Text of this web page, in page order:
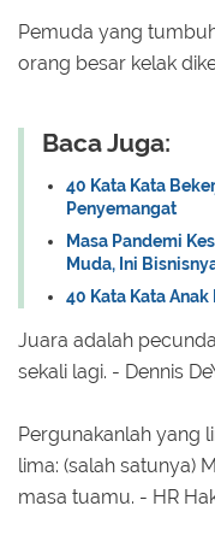
Pemuda yang
orang besar kelak
Baca Juga:
40 Kata Kata
Penyemangat
Masa Pandemi
Muda, Ini
40 Kata Kata
Juara adalah
sekali lagi. - Dennis
Pergunakanlah yang
lima: (salah satunya)
masa tuamu. - HR